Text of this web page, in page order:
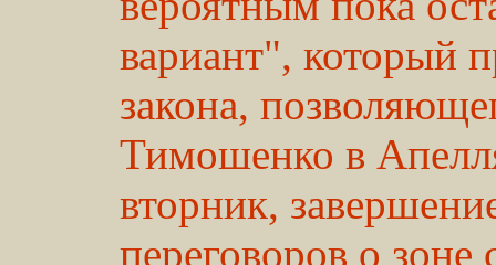
вариант", который
закона,
Тимошенко в
вторник,
переговоров о зоне